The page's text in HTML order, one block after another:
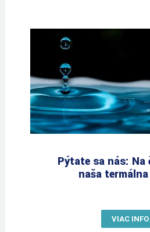
Pýtate sa nás: Na
naša
VIAC INFO